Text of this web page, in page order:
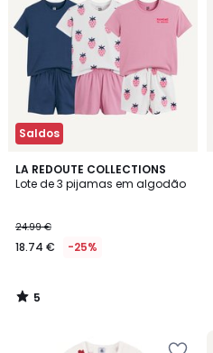
Saldos
LA REDOUTE COLLECTIONS
Lote de 3 pijamas em algodão
24.99 €
18.74 € -25%
5
/
5
/